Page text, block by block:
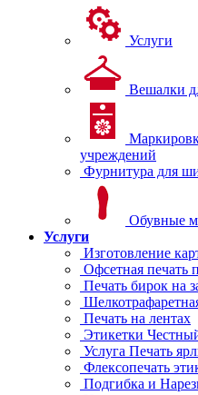
Услуги
Вешалки
учреждений
Фурнитура для
Обувные
Услуги
Изготовление
Офсетная печать
Печать бирок на
Печать на лентах
Этикетки
Услуга Печать
Флексопечать
Подгибка и